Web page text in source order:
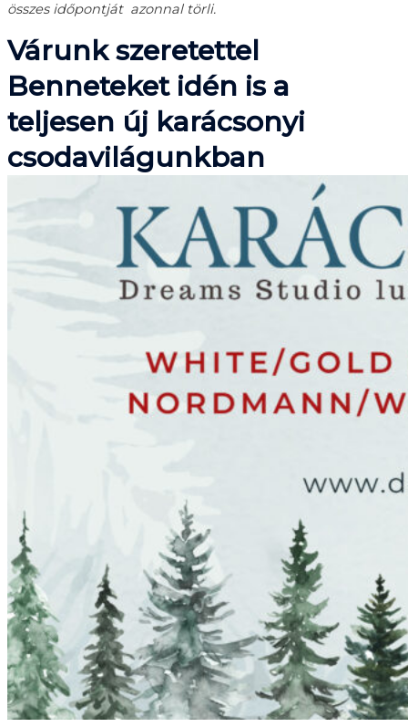
összes időpontját azonnal törli.
Várunk szeretettel
Benneteket idén is a
teljesen új karácsonyi
csodavilágunkban